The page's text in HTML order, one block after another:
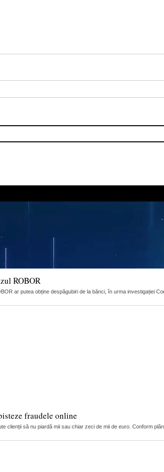
ROBOR
ar putea obține despăgubiri de la bănci, în urma investigației
fraudele online
clienții să nu piardă mii sau chiar zeci de mii de euro. Conform